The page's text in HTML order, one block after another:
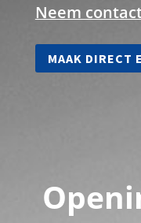
Neem
MAAK DIRECT